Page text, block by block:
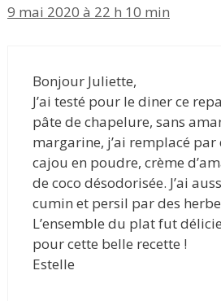
9 mai 2020 à 22 h 10 min
Bonjour Juliette,
J’ai testé pour le diner ce
pâte de chapelure, sans
margarine, j’ai remplacé par
cajou en poudre, crème
de coco désodorisée. J’ai
cumin et persil par des
L’ensemble du plat fut
pour cette belle recette !
Estelle